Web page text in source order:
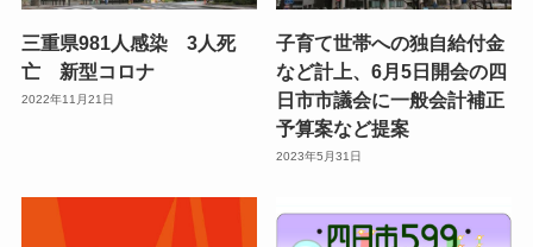
三重県981人感染 3人死
亡 新型コロナ
2022年11月21日
子育て世帯への独自給付金
など計上、6月5日開会の四
日市市議会に一般会計補正
予算案など提案
2023年5月31日